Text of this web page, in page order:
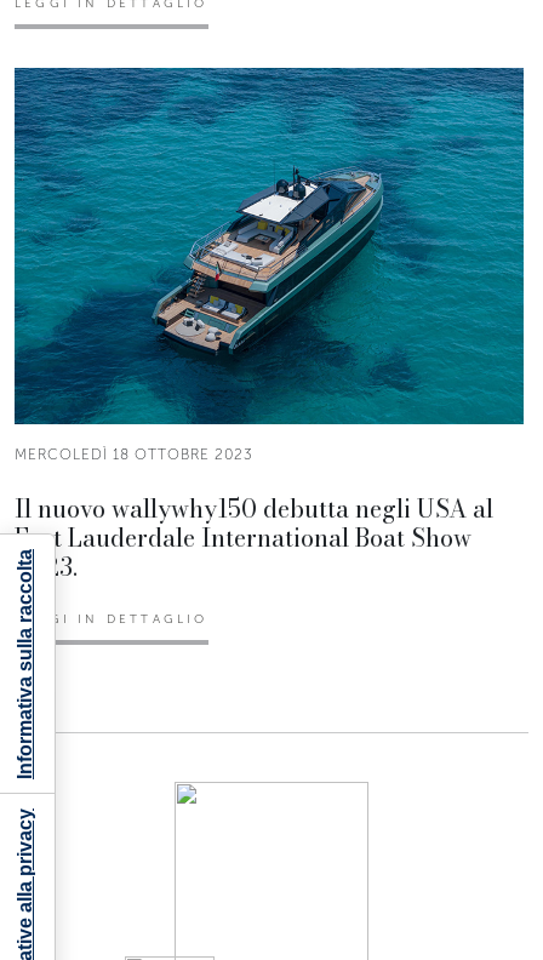
LEGGI IN DETTAGLIO
MERCOLEDÌ 18 OTTOBRE 2023
Il nuovo wallywhy150 debutta negli USA al
Fort Lauderdale International Boat Show
2023.
LEGGI IN DETTAGLIO
Informativa sulla raccolta